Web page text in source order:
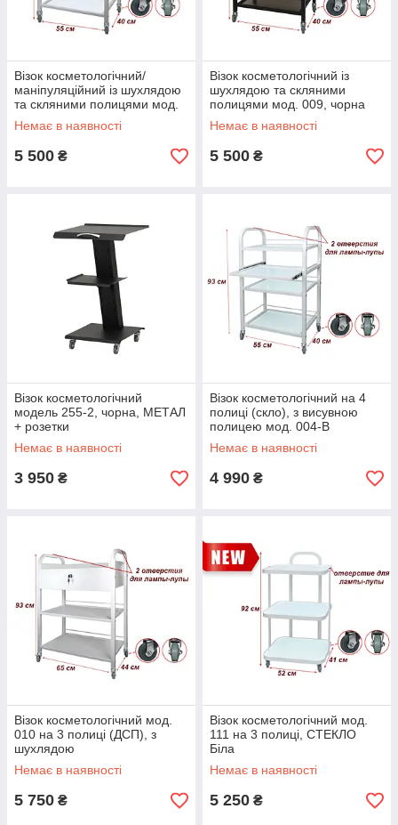
Візок косметологічний/
маніпуляційний із шухлядою
та скляними полицями мод.
009 Біла
Немає в наявності
5 500 ₴
Візок косметологічний із
шухлядою та скляними
полицями мод. 009, чорна
Немає в наявності
5 500 ₴
Візок косметологічний
модель 255-2, чорна, МЕТАЛ
+ розетки
Немає в наявності
3 950 ₴
Візок косметологічний на 4
полиці (скло), з висувною
полицею мод. 004-В
Немає в наявності
4 990 ₴
Візок косметологічний мод.
010 на 3 полиці (ДСП), з
шухлядою
Немає в наявності
5 750 ₴
Візок косметологічний мод.
111 на 3 полиці, СТЕКЛО
Біла
Немає в наявності
5 250 ₴